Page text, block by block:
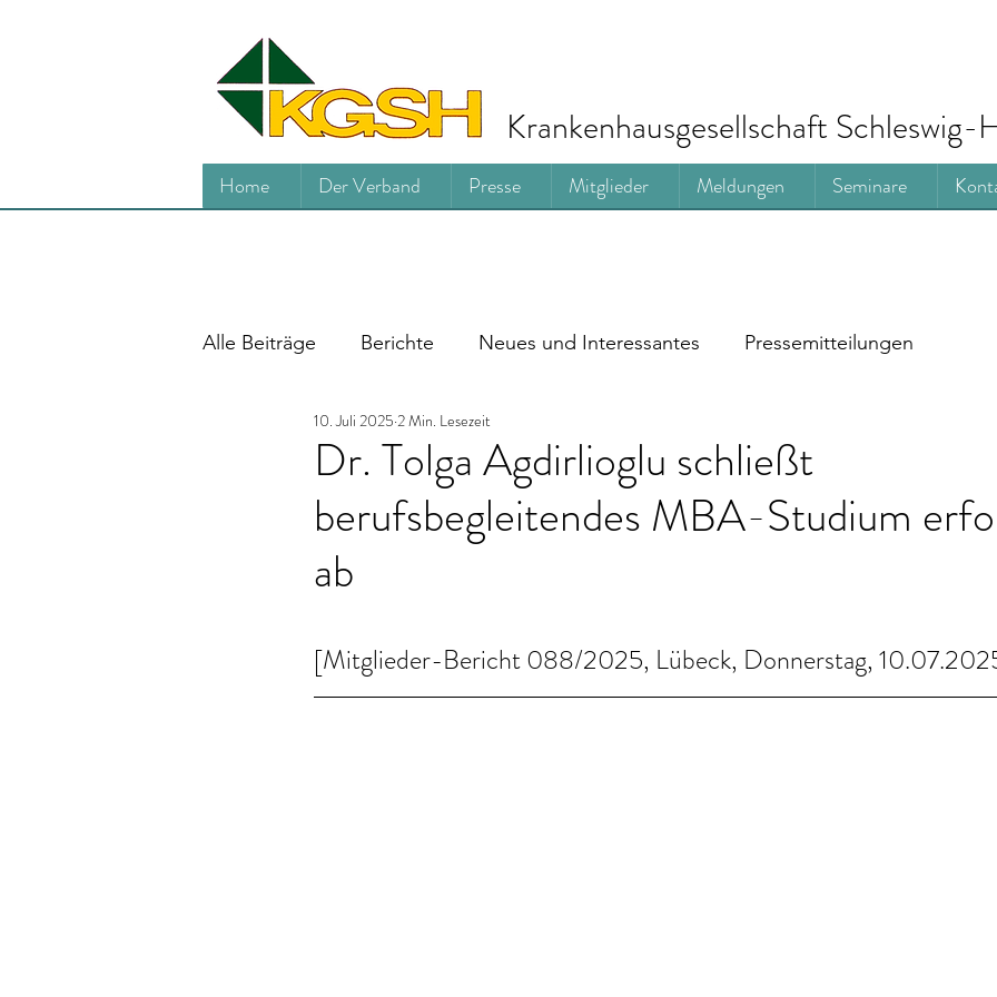
Home Der Verband Presse Mitglieder Meldungen Seminare
Krankenhausgesellschaft Schleswig-
Alle Beiträge Berichte Neues und Interessantes Pressemitteilungen
Dr. Tolga Agdirlioglu schließt
berufsbegleitendes MBA-Studium
ab
10. Juli 2025 2 Min. Lesezeit
[Mitglieder-Bericht 088/2025, Lübeck, Donnerstag,